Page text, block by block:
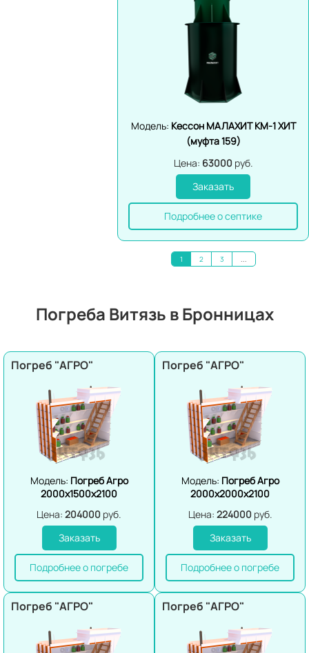
Модель: Кессон МАЛАХИТ КМ-1 ХИТ
(муфта 159)
Цена: 63000 руб.
Заказать
Подробнее о септике
1 2 3 ...
Погреба Витязь в Бронницах
Погреб "АГРО"
Модель: Погреб Агро
2000х1500х2100
Цена: 204000 руб.
Заказать
Подробнее о погребе
Погреб "АГРО"
Модель: Погреб Агро
2000х2000х2100
Цена: 224000 руб.
Заказать
Подробнее о погребе
Погреб "АГРО" Погреб "АГРО"